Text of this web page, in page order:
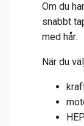
Om du
snabbt
med hår.
När du